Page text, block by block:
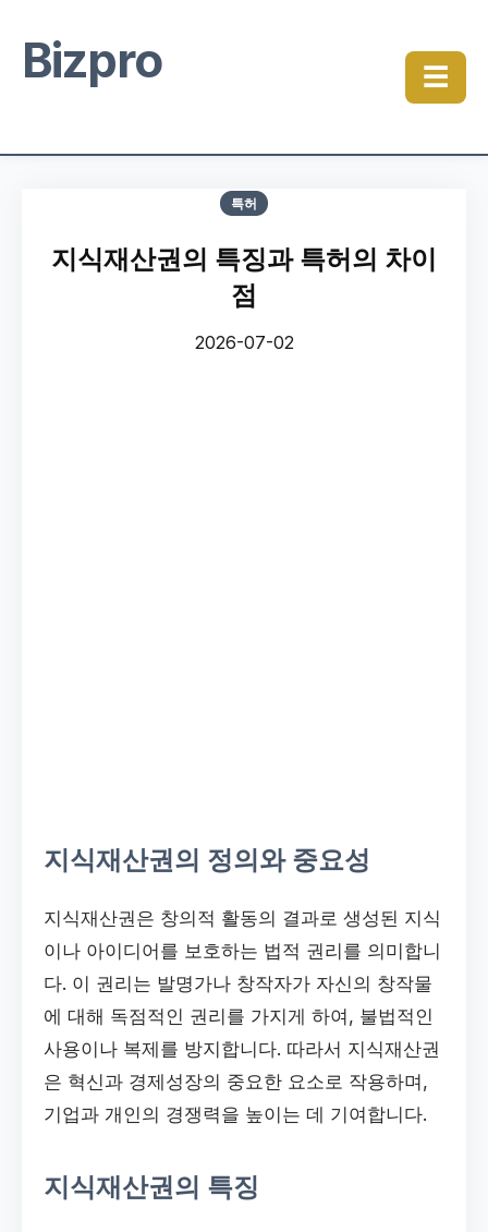
Bizpro ☰
특허
지식재산권의 특징과 특허의 차이
점
2026-07-02
지식재산권의 정의와 중요성
지식재산권은 창의적 활동의 결과로 생성된 지식
이나 아이디어를 보호하는 법적 권리를 의미합니
다. 이 권리는 발명가나 창작자가 자신의 창작물
에 대해 독점적인 권리를 가지게 하여, 불법적인
사용이나 복제를 방지합니다. 따라서 지식재산권
은 혁신과 경제성장의 중요한 요소로 작용하며,
기업과 개인의 경쟁력을 높이는 데 기여합니다.
지식재산권의 특징